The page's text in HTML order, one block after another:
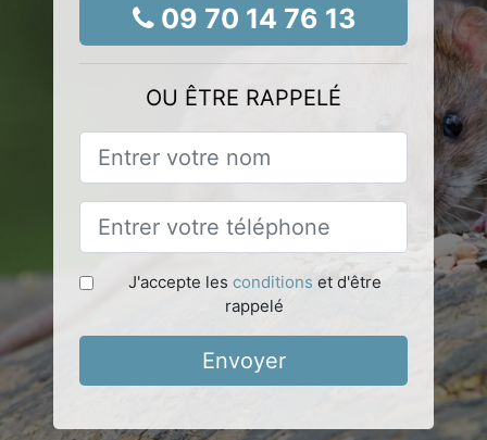
09 70 14 76 13
OU ÊTRE RAPPELÉ
J'accepte les conditions et d'être
rappelé
Envoyer